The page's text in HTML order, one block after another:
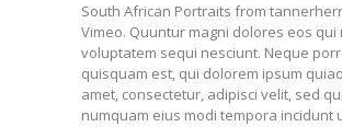
South African Portraits from
Vimeo. Quuntur magni dolores eos qui
voluptatem sequi nesciunt. Neque
quisquam est, qui dolorem ipsum
amet, consectetur, adipisci velit, sed
numquam eius modi tempora incidunt